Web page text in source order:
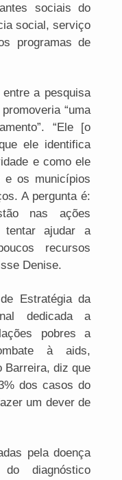
sociais do
social, serviço
programas de
a pesquisa
“uma
“Ele [o
ele identifica
e como ele
e os municípios
A pergunta é:
nas ações
ajudar a
recursos
Denise.
Estratégia da
dedicada a
pobres a
à aids,
Barreira, diz que
dos casos do
um dever de
pela doença
do diagnóstico